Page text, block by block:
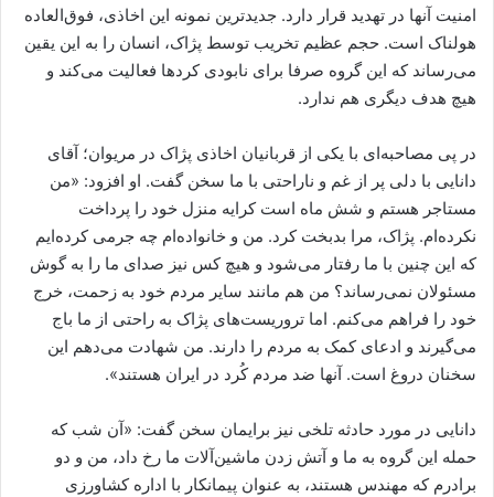
امنیت آنها در تهدید قرار دارد. جدیدترین نمونه این اخاذی، فوق‌العاده
هولناک است. حجم عظیم تخریب توسط پژاک، انسان را به این یقین
می‌رساند که این گروه صرفا برای نابودی کردها فعالیت می‌کند و
هیچ هدف دیگری هم ندارد.
در پی مصاحبه‌ای با یکی از قربانیان اخاذی پژاک در مریوان؛ آقای
دانایی با دلی پر از غم و ناراحتی با ما سخن گفت. او افزود: «من
مستاجر هستم و شش ماه است کرایه منزل خود را پرداخت
نکرده‌ام. پژاک، مرا بدبخت کرد. من و خانواده‌ام چه جرمی کرده‌ایم
که این چنین با ما رفتار می‌شود و هیچ کس نیز صدای ما را به گوش
مسئولان نمی‌رساند؟ من هم مانند سایر مردم خود به زحمت، خرج
خود را فراهم می‌کنم. اما تروریست‌های پژاک به راحتی از ما باج
می‌گیرند و ادعای کمک به مردم را دارند. من شهادت می‌دهم این
سخنان دروغ است. آنها ضد مردم کُرد در ایران هستند».
دانایی در مورد حادثه تلخی نیز برایمان سخن گفت: «آن شب که
حمله این گروه به ما و آتش زدن ماشین‌آلات ما رخ داد، من و دو
برادرم که مهندس هستند، به عنوان پیمانکار با اداره کشاورزی